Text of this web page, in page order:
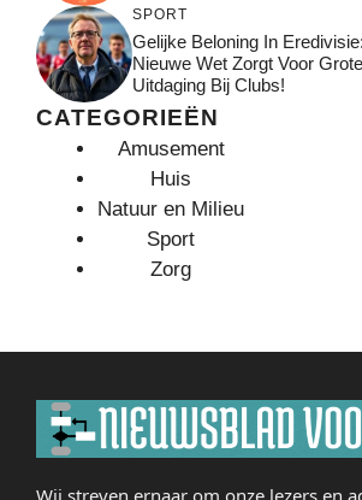
SPORT
Gelijke Beloning In Eredivisie:
Nieuwe Wet Zorgt Voor Grote
Uitdaging Bij Clubs!
CATEGORIEËN
Amusement
Huis
Natuur en Milieu
Sport
Zorg
Wij streven ernaar om onze lezers en